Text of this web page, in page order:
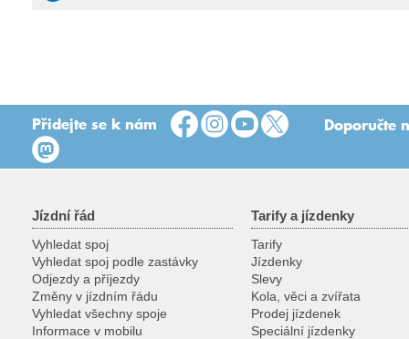
Přidejte se k nám Doporučte
Jízdní řád
Vyhledat spoj
Vyhledat spoj podle zastávky
Odjezdy a příjezdy
Změny v jízdním řádu
Vyhledat všechny spoje
Informace v mobilu
Tarify a jízdenky
Tarify
Jízdenky
Slevy
Kola, věci a zvířata
Prodej jízdenek
Speciální jízdenky